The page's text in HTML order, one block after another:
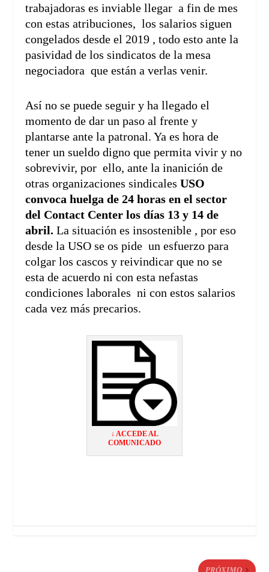
trabajadoras es inviable llegar a fin de mes
con estas atribuciones, los salarios siguen
congelados desde el 2019 , todo esto ante la
pasividad de los sindicatos de la mesa
negociadora que están a verlas venir.
Así no se puede seguir y ha llegado el
momento de dar un paso al frente y
plantarse ante la patronal. Ya es hora de
tener un sueldo digno que permita vivir y no
sobrevivir, por ello, ante la inanición de
otras organizaciones sindicalesUSO
convoca huelga de 24 horas en el sector
del Contact Center los días 13 y 14 de
abril. La situación es insostenible , por eso
desde la USO se os pide un esfuerzo para
colgar los cascos y reivindicar que no se
esta de acuerdo ni con esta nefastas
condiciones laborales ni con estos salarios
cada vez más precarios.
↓ ACCEDE AL
COMUNICADO
PRÓXIMO